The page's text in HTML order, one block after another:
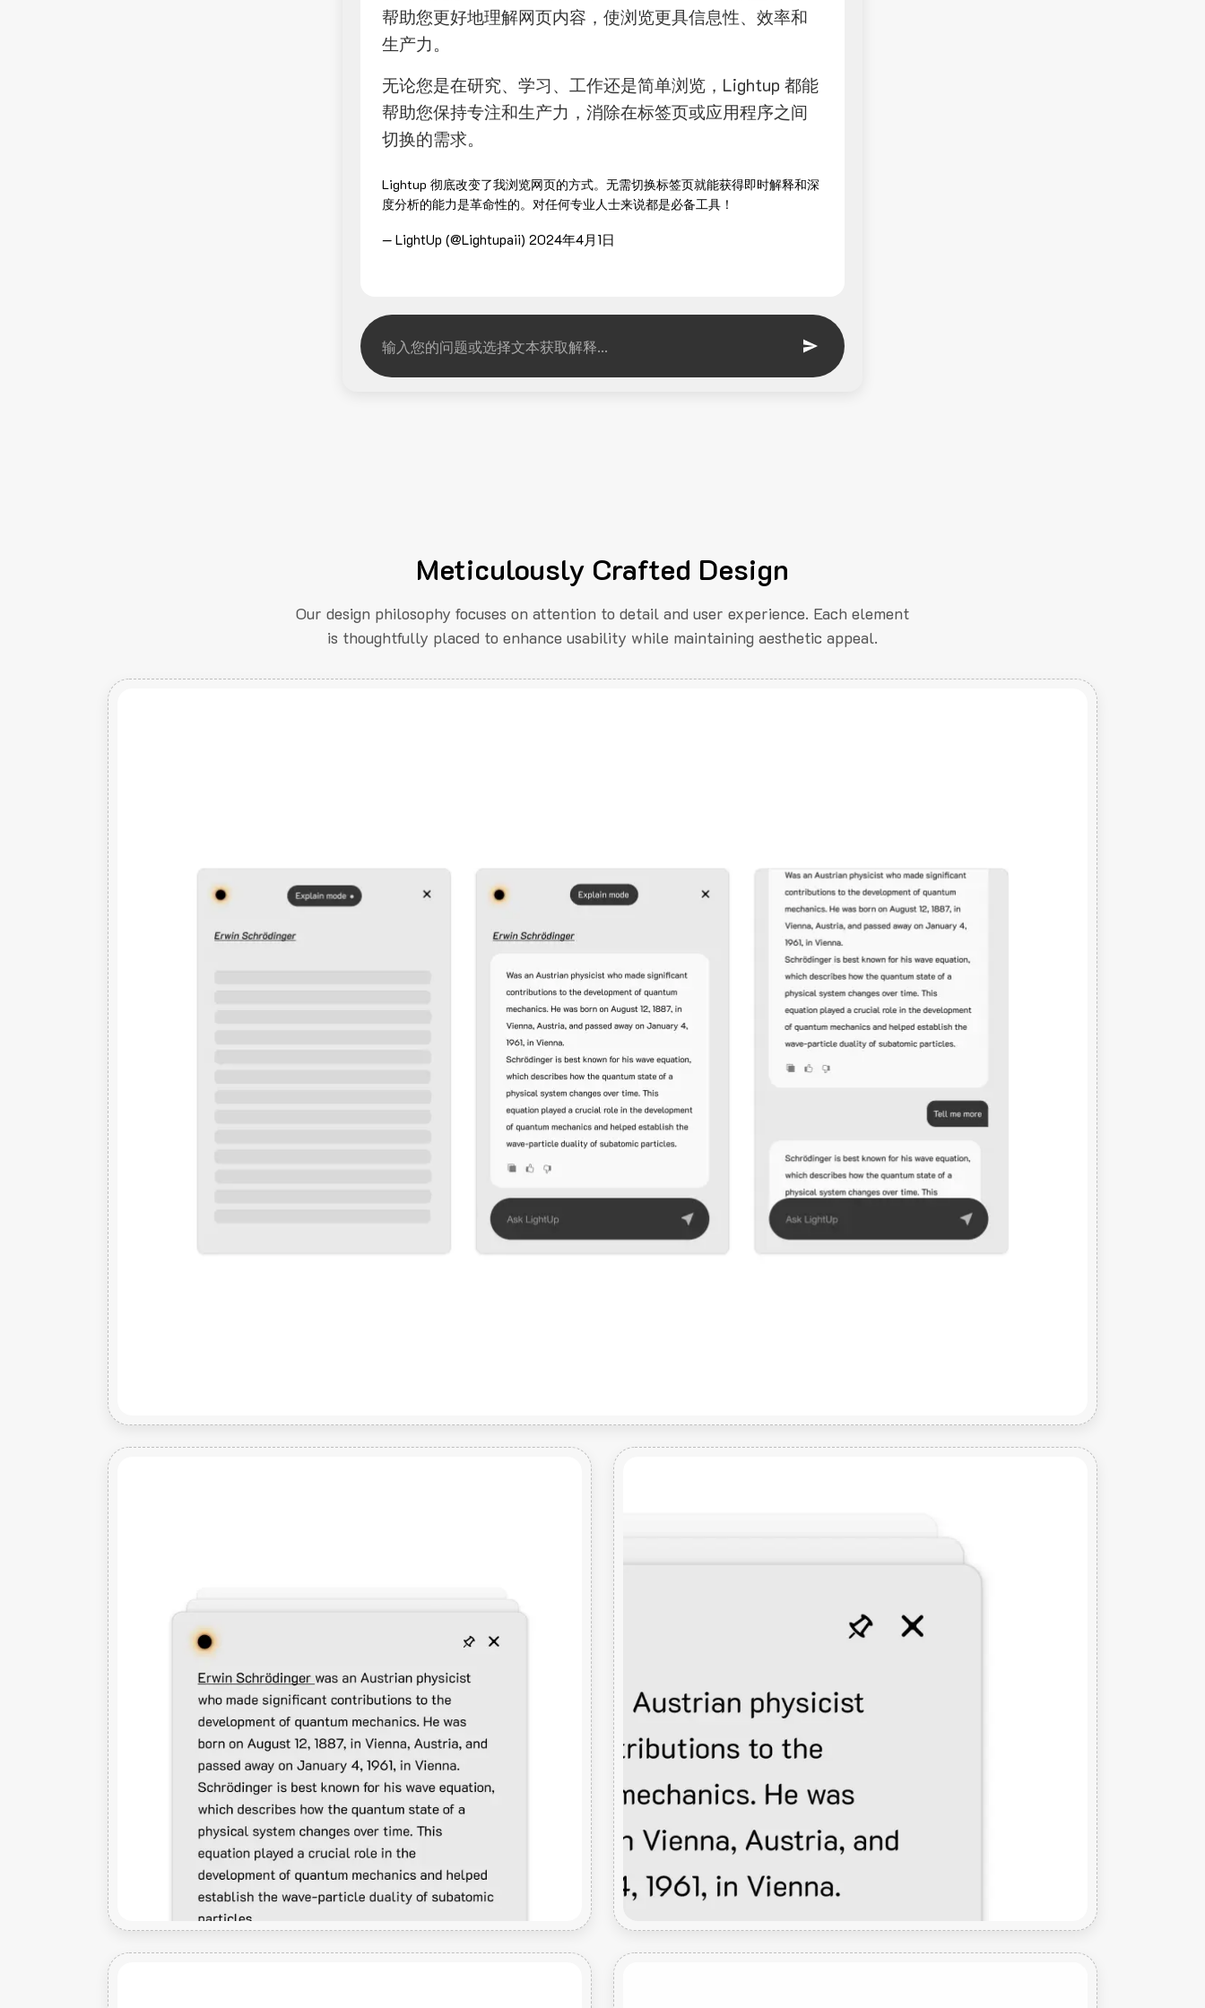
帮助您更好地理解网页内容，使浏览更具信息性、效率和
生产力。
无论您是在研究、学习、工作还是简单浏览，Lightup 都能
帮助您保持专注和生产力，消除在标签页或应用程序之间
切换的需求。
Lightup 彻底改变了我浏览网页的方式。无需切换标签页就能获得即时解释和深
度分析的能力是革命性的。对任何专业人士来说都是必备工具！
— LightUp (@Lightupaii) 2024年4月1日
Meticulously Crafted Design
Our design philosophy focuses on attention to detail and user experience. Each element
is thoughtfully placed to enhance usability while maintaining aesthetic appeal.